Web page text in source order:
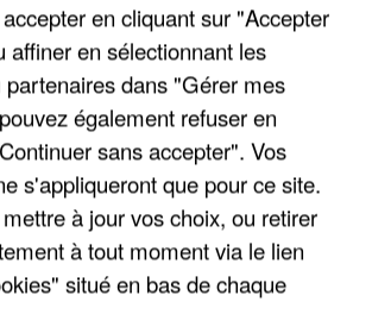
en cliquant sur "Accepter
affiner en sélectionnant les
partenaires dans "Gérer mes
également refuser en
sans accepter". Vos
s'appliqueront que pour ce site.
à jour vos choix, ou retirer
à tout moment via le lien
situé en bas de chaque